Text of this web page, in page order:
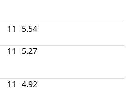
11 5.54
11 5.27
11 4.92